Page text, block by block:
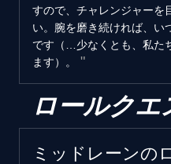
すので、チャレンジャーを
い。腕を磨き続ければ、い
です（…少なくとも、私た
ます）。
ロールクエ
ミッドレーンの